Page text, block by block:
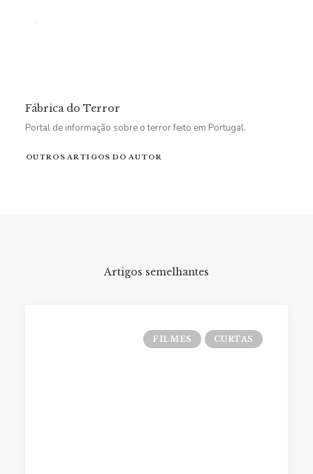
Fábrica do Terror
Portal de informação sobre o terror feito em Portugal.
OUTROS ARTIGOS DO AUTOR
Artigos semelhantes
FILMES CURTAS